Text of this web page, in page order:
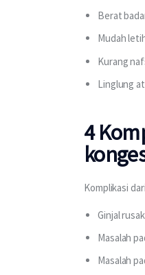
Berat
Mudah
Kurang
Linglung
4
Komplikasi
Ginjal
Masalah
Masalah